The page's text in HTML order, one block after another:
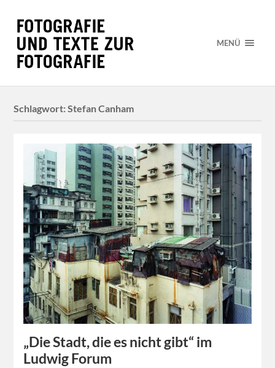
MENÜ
Schlagwort:Stefan Canham
„Die Stadt, die es nicht gibt“ im
Ludwig Forum